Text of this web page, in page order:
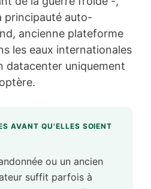
principauté auto-
ancienne plateforme
les eaux internationales
datacenter uniquement
AVANT QU'ELLES SOIENT
ou un ancien
suffit parfois à